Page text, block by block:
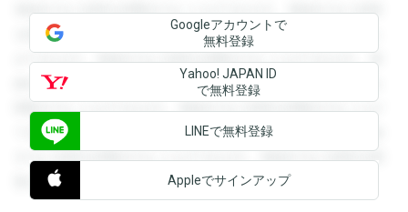
登録すると回答を閲覧することができます。登録すると回答
を閲覧することができます。登録すると回答を閲覧すること
ができます。登録すると回答を閲覧することができます。登
録すると回答を閲覧することができます。登録すると回答を
閲覧することができます。登録すると回答を閲覧することが
できます。登録すると回答を閲覧することができます。登録
すると回答を閲覧することができます。登録すると回答を閲
覧することができます。
Googleアカウントで
無料登録
Yahoo! JAPAN ID
で無料登録
LINEで無料登録
Appleでサインアップ